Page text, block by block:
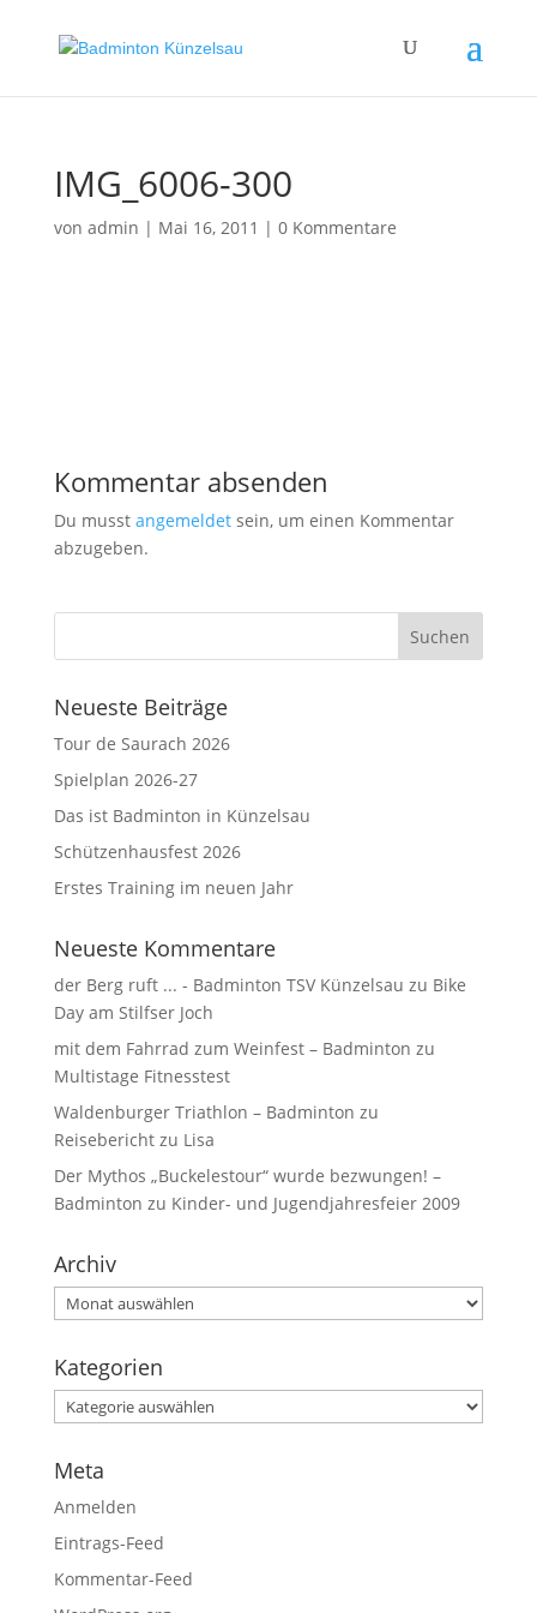
IMG_6006-300
von admin | Mai 16, 2011 | 0 Kommentare
Kommentar absenden
Du musst angemeldetsein, um einen Kommentar
abzugeben.
Neueste Beiträge
Tour de Saurach 2026
Spielplan 2026-27
Das ist Badminton in Künzelsau
Schützenhausfest 2026
Erstes Training im neuen Jahr
Neueste Kommentare
der Berg ruft ... - Badminton TSV Künzelsau zu Bike
Day am Stilfser Joch
mit dem Fahrrad zum Weinfest – Badminton zu
Multistage Fitnesstest
Waldenburger Triathlon – Badminton zu
Reisebericht zu Lisa
Der Mythos „Buckelestour“ wurde bezwungen! –
Badminton zu Kinder- und Jugendjahresfeier 2009
Archiv
Kategorien
Meta
Anmelden
Eintrags-Feed
Kommentar-Feed